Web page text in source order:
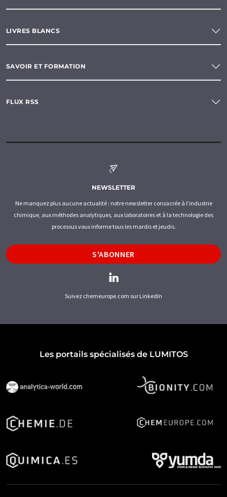
LIVRES BLANCS
SAVOIR ET FORMATION
FLUX RSS
NEWSLETTER
Ne manquez plus aucune actualité : notre newsletter consacrée à l'industrie
chimique, aux méthodes analytiques, aux laboratoires et à la technologie des
processus vous informe tous les mardis et jeudis.
S'ABONNER
Suivez chemeurope.com sur LinkedIn
Les portails spécialisés de LUMITOS